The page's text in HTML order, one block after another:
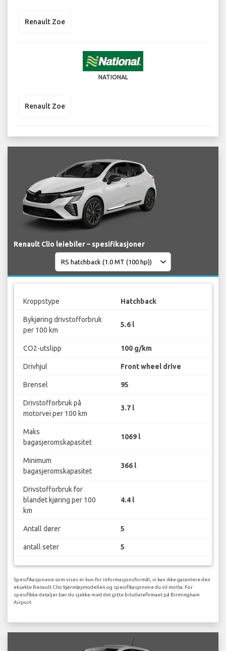
Renault Zoe
NATIONAL
Renault Zoe
Renault Clio leiebiler – spesifikasjoner
Kroppstype Hatchback
Bykjøring drivstofforbruk
per 100 km
5.6 l
CO2-utslipp 100 g/km
Drivhjul Front wheel drive
Brensel 95
Drivstofforbruk på
motorvei per 100 km
3.7 l
Maks
bagasjeromskapasitet
1069 l
Minimum
bagasjeromskapasitet
366 l
Drivstofforbruk for
blandet kjøring per 100
km
4.4 l
Antall dører 5
antall seter 5
Spesifikasjonene som vises er kun for informasjonsformål, vi kan ikke garantere den
eksakte Renault Clio kjøretøymodellen og spesifikasjonene du vil motta. For
spesifikke detaljer bør du sjekke med det gitte bilutleiefirmaet på Birmingham
Airport.